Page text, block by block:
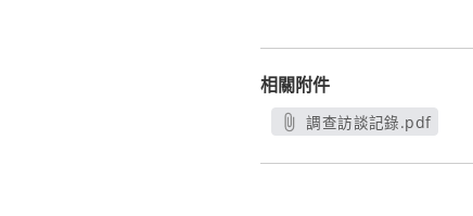
相關附件
調查訪談記錄.pdf